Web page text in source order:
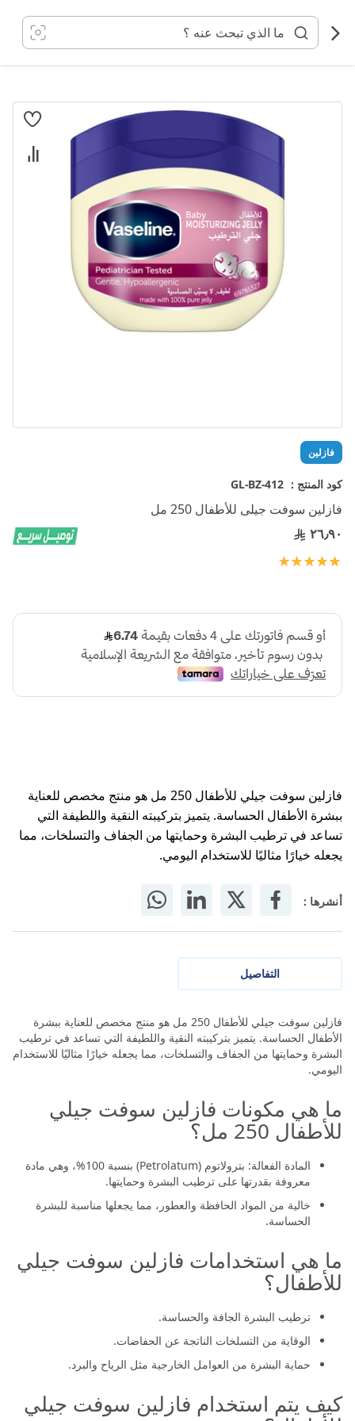
المحتوى
فازلين
كود المنتج : GL-BZ-412
فازلين سوفت جيلى للأطفال 250 مل
٢٦٫٩٠
تقييم:
فازلين سوفت جيلي للأطفال 250 مل هو منتج مخصص للعناية
ببشرة الأطفال الحساسة. يتميز بتركيبته النقية واللطيفة التي
تساعد في ترطيب البشرة وحمايتها من الجفاف والتسلخات، مما
يجعله خيارًا مثاليًا للاستخدام اليومي.
أنشرها :
انتقل
تخطي
إلى
بداية
معرض
الصور
التفاصيل
فازلين سوفت جيلي للأطفال 250 مل هو منتج مخصص للعناية ببشرة
الأطفال الحساسة. يتميز بتركيبته النقية واللطيفة التي تساعد في ترطيب
البشرة وحمايتها من الجفاف والتسلخات، مما يجعله خيارًا مثاليًا للاستخدام
اليومي.
ما هي مكونات فازلين سوفت جيلي
للأطفال 250 مل؟
المادة الفعالة: بترولاتوم (Petrolatum) بنسبة 100%، وهي مادة
معروفة بقدرتها على ترطيب البشرة وحمايتها.
خالية من المواد الحافظة والعطور، مما يجعلها مناسبة للبشرة
الحساسة.
ما هي استخدامات فازلين سوفت جيلي
للأطفال؟
ترطيب البشرة الجافة والحساسة.
الوقاية من التسلخات الناتجة عن الحفاضات.
حماية البشرة من العوامل الخارجية مثل الرياح والبرد.
كيف يتم استخدام فازلين سوفت جيلي